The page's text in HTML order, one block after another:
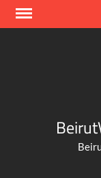
Skip